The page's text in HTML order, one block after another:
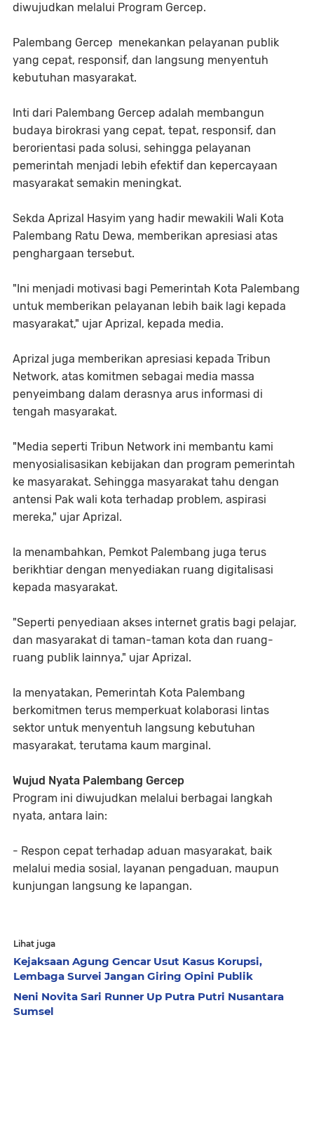
diwujudkan melalui Program Gercep.
Palembang Gercep menekankan pelayanan publik
yang cepat, responsif, dan langsung menyentuh
kebutuhan masyarakat.
Inti dari Palembang Gercep adalah membangun
budaya birokrasi yang cepat, tepat, responsif, dan
berorientasi pada solusi, sehingga pelayanan
pemerintah menjadi lebih efektif dan kepercayaan
masyarakat semakin meningkat.
Sekda Aprizal Hasyim yang hadir mewakili Wali Kota
Palembang Ratu Dewa, memberikan apresiasi atas
penghargaan tersebut.
"Ini menjadi motivasi bagi Pemerintah Kota Palembang
untuk memberikan pelayanan lebih baik lagi kepada
masyarakat," ujar Aprizal, kepada media.
Aprizal juga memberikan apresiasi kepada Tribun
Network, atas komitmen sebagai media massa
penyeimbang dalam derasnya arus informasi di
tengah masyarakat.
"Media seperti Tribun Network ini membantu kami
menyosialisasikan kebijakan dan program pemerintah
ke masyarakat. Sehingga masyarakat tahu dengan
antensi Pak wali kota terhadap problem, aspirasi
mereka," ujar Aprizal.
Ia menambahkan, Pemkot Palembang juga terus
berikhtiar dengan menyediakan ruang digitalisasi
kepada masyarakat.
"Seperti penyediaan akses internet gratis bagi pelajar,
dan masyarakat di taman-taman kota dan ruang-
ruang publik lainnya," ujar Aprizal.
Ia menyatakan, Pemerintah Kota Palembang
berkomitmen terus memperkuat kolaborasi lintas
sektor untuk menyentuh langsung kebutuhan
masyarakat, terutama kaum marginal.
Wujud Nyata Palembang Gercep
Program ini diwujudkan melalui berbagai langkah
nyata, antara lain:
- Respon cepat terhadap aduan masyarakat, baik
melalui media sosial, layanan pengaduan, maupun
kunjungan langsung ke lapangan.
Lihat juga
Kejaksaan Agung Gencar Usut Kasus Korupsi,
Lembaga Survei Jangan Giring Opini Publik
Neni Novita Sari Runner Up Putra Putri Nusantara
Sumsel